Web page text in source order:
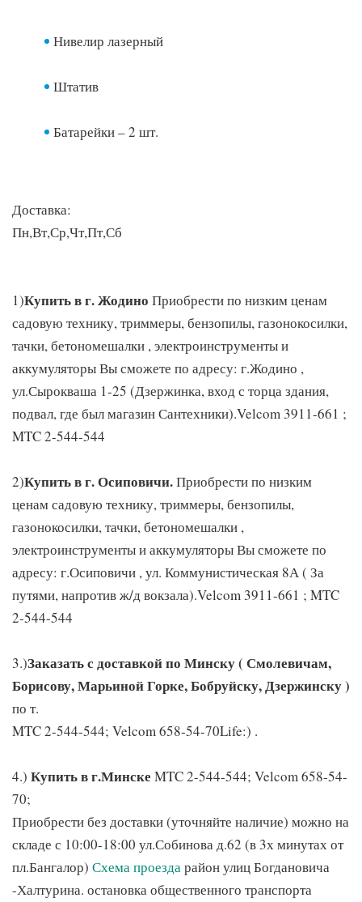
Нивелир лазерный
Штатив
Батарейки – 2 шт.
Доставка:
Пн,Вт,Ср,Чт,Пт,Сб
1)Купить в г. Жодино Приобрести по низким ценам
садовую технику, триммеры, бензопилы, газонокосилки,
тачки, бетономешалки , электроинструменты и
аккумуляторы Вы сможете по адресу: г.Жодино ,
ул.Сырокваша 1-25 (Дзержинка, вход с торца здания,
подвал, где был магазин Сантехники).Velcom 3911-661 ;
MTC 2-544-544
2)Купить в г. Осиповичи.Приобрести по низким
ценам садовую технику, триммеры, бензопилы,
газонокосилки, тачки, бетономешалки ,
электроинструменты и аккумуляторы Вы сможете по
адресу: г.Осиповичи , ул. Коммунистическая 8А ( За
путями, напротив ж/д вокзала).Velcom 3911-661 ; MTC
2-544-544
3.)Заказать с доставкой по Минску ( Смолевичам,
Борисову, Марьиной Горке, Бобруйску, Дзержинску )
по т.
MTC 2-544-544; Velcom 658-54-70Life:) .
4.) Купить в г.Минске MTC 2-544-544; Velcom 658-54-
70;
Приобрести без доставки (уточняйте наличие) можно на
складе с 10:00-18:00 ул.Собинова д.62 (в 3х минутах от
пл.Бангалор) Схема проездарайон улиц Богдановича
-Халтурина. остановка общественного транспорта